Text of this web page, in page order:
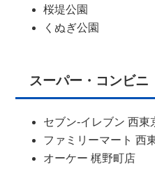
桜堤公園
くぬぎ公園
スーパー・コンビニ
セブン-イレブン 西東
ファミリーマート 西
オーケー 梶野町店